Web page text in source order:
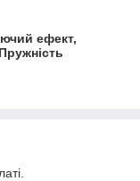
ефект,